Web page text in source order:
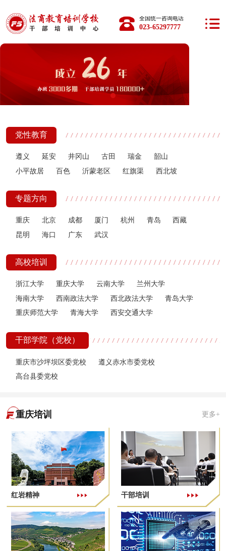
全国统一咨询电话：
023-65297777
党性教育
遵义 延安 井冈山 古田 瑞金
韶山
小平故居
百色 沂蒙老区 红旗渠 西北坡
专题方向
重庆 北京 成都 厦门 杭州 青岛
西藏
昆明
海口 广东 武汉
高校培训
浙江大学 重庆大学 云南大学
兰州大学
海南大学
西南政法大学 西北政法大学
青岛大学
重庆师范大学
青海大学 西安交通大学
干部学院（党校）
重庆市沙坪坝区委党校
遵义赤水市委党校
高台县委党校
重庆培训 更多+
红岩精神 干部培训